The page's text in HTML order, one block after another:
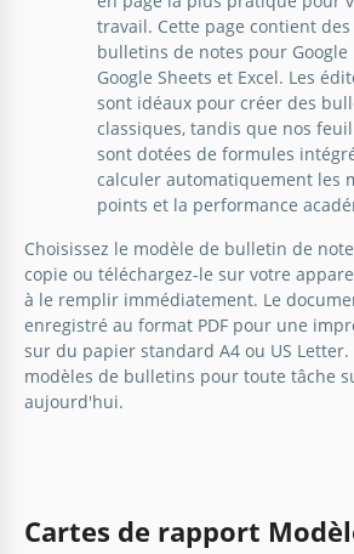
travail. Cette page contient
bulletins de notes pour Google
Google Sheets et Excel. Les
sont idéaux pour créer des
classiques, tandis que nos
sont dotées de formules
calculer automatiquement les
points et la performance
Choisissez le modèle de bulletin de
copie ou téléchargez-le sur votre
à le remplir immédiatement. Le
enregistré au format PDF pour une
sur du papier standard A4 ou US Letter.
modèles de bulletins pour toute tâche
aujourd'hui.
Cartes de rapport